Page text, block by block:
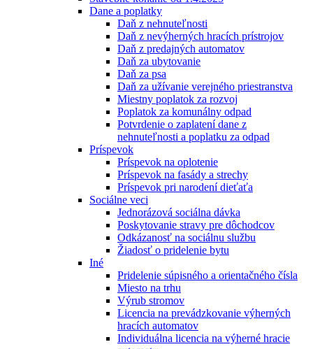
Dane a poplatky
Daň z nehnuteľnosti
Daň z nevýherných hracích prístrojov
Daň z predajných automatov
Daň za ubytovanie
Daň za psa
Daň za užívanie verejného priestranstva
Miestny poplatok za rozvoj
Poplatok za komunálny odpad
Potvrdenie o zaplatení dane z
nehnuteľnosti a poplatku za odpad
Príspevok
Príspevok na oplotenie
Príspevok na fasády a strechy
Príspevok pri narodení dieťaťa
Sociálne veci
Jednorázová sociálna dávka
Poskytovanie stravy pre dôchodcov
Odkázanosť na sociálnu službu
Žiadosť o pridelenie bytu
Iné
Pridelenie súpisného a orientačného čísla
Miesto na trhu
Výrub stromov
Licencia na prevádzkovanie výherných
hracích automatov
Individuálna licencia na výherné hracie